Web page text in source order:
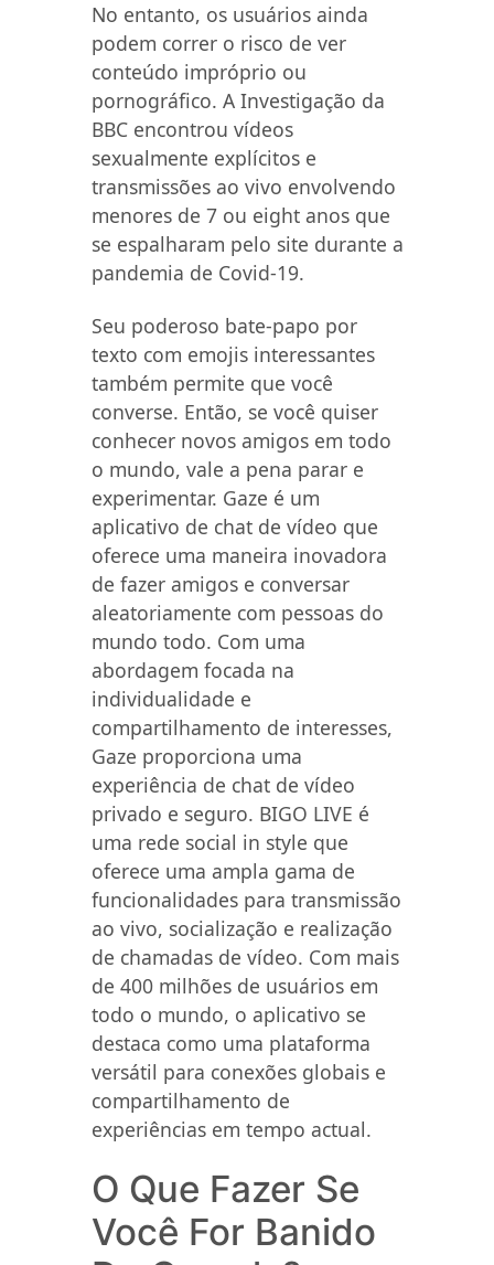
No entanto, os usuários ainda
podem correr o risco de ver
conteúdo impróprio ou
pornográfico. A Investigação da
BBC encontrou vídeos
sexualmente explícitos e
transmissões ao vivo envolvendo
menores de 7 ou eight anos que
se espalharam pelo site durante a
pandemia de Covid-19.
Seu poderoso bate-papo por
texto com emojis interessantes
também permite que você
converse. Então, se você quiser
conhecer novos amigos em todo
o mundo, vale a pena parar e
experimentar. Gaze é um
aplicativo de chat de vídeo que
oferece uma maneira inovadora
de fazer amigos e conversar
aleatoriamente com pessoas do
mundo todo. Com uma
abordagem focada na
individualidade e
compartilhamento de interesses,
Gaze proporciona uma
experiência de chat de vídeo
privado e seguro. BIGO LIVE é
uma rede social in style que
oferece uma ampla gama de
funcionalidades para transmissão
ao vivo, socialização e realização
de chamadas de vídeo. Com mais
de 400 milhões de usuários em
todo o mundo, o aplicativo se
destaca como uma plataforma
versátil para conexões globais e
compartilhamento de
experiências em tempo actual.
O Que Fazer Se
Você For Banido